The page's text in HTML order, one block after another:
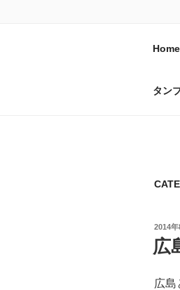
お
タン
投
稿
日:
2014年
広
広島